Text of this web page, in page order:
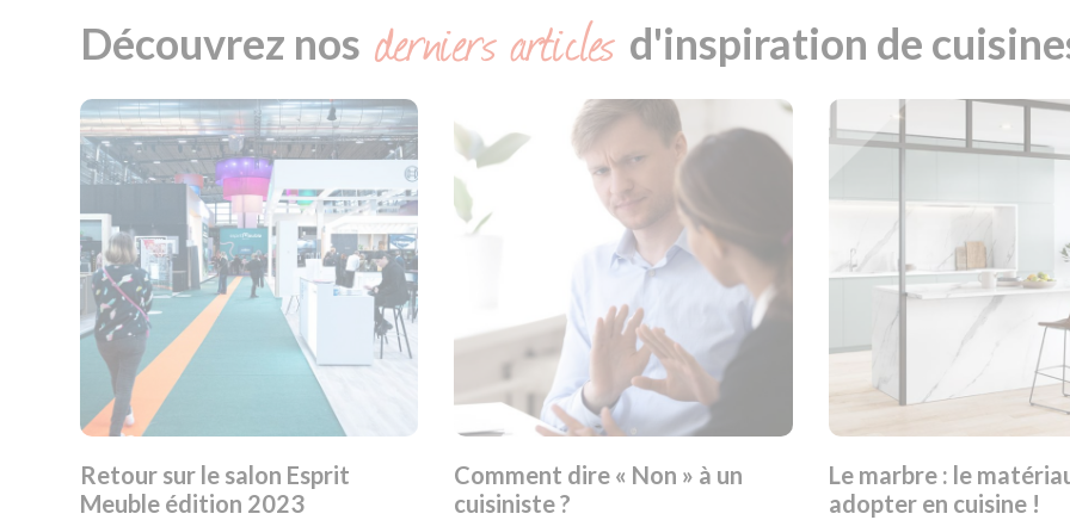
Découvrez nos derniers articles d'inspiration de
Retour sur le salon Esprit
Meuble édition 2023
Comment dire « Non » à un
cuisiniste ?
Le marbre : le
adopter en cuisine !